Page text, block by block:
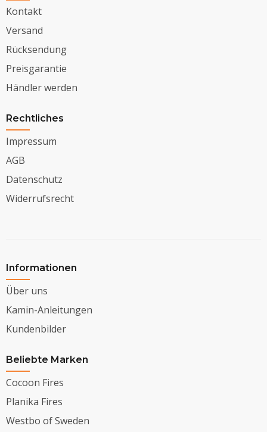
Kontakt
Versand
Rücksendung
Preisgarantie
Händler werden
Rechtliches
Impressum
AGB
Datenschutz
Widerrufsrecht
Informationen
Über uns
Kamin-Anleitungen
Kundenbilder
Beliebte Marken
Cocoon Fires
Planika Fires
Westbo of Sweden